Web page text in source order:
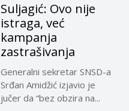
Suljagić: Ovo nije
istraga, već
kampanja
zastrašivanja
Generalni sekretar SNSD-a
Srđan Amidžić izjavio je
jučer da “bez obzira na...